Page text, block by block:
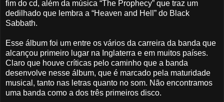
fim do cd, além da música “The Prophecy” que traz um
dedilhado que lembra a “Heaven and Hell” do Black
Sabbath.
Esse álbum foi um entre os vários da carreira da banda que
alcançou primeiro lugar na Inglaterra e em muitos países.
Claro que houve críticas pelo caminho que a banda
desenvolve nesse álbum, que é marcado pela maturidade
musical, tanto nas letras quanto no som. Não encontramos
uma banda como a dos três primeiros disco.